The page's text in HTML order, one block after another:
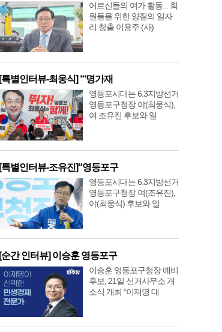
어르신들의 여가 활동... 회
원들을 위한 양질의 일자
리 창출 이용주 (사)
[특별인터뷰-최웅식] “‘명가재
영등포시대는 6.3지방선거
영등포구청장 야(최웅식),
여 조유진 후보와 일
[특별인터뷰-조유진]“영등포구
영등포시대는 6.3지방선거
영등포구청장 여(조유진),
야(최웅식) 후보와 일
[순간 인터뷰] 이승훈 영등포구
이승훈 영등포구청장 예비
후보, 21일 선거사무소 개
소식 개최 “이재명 대